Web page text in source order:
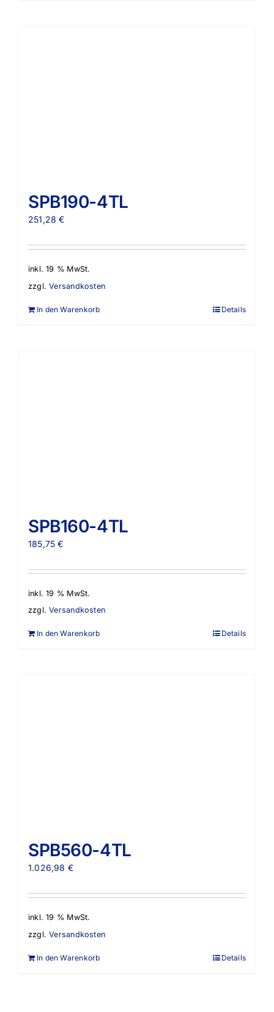
SPB190-4TL
251,28€
inkl. 19 % MwSt.
zzgl.Versandkosten
In den Warenkorb Details
SPB160-4TL
185,75€
inkl. 19 % MwSt.
zzgl.Versandkosten
In den Warenkorb Details
SPB560-4TL
1.026,98 €
inkl. 19 % MwSt.
zzgl.Versandkosten
In den Warenkorb Details